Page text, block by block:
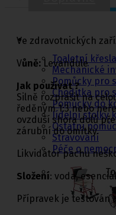
sebeobsluhu
Toaletní křesla
Mechanické
Pomůcky pro
Chodítka pro
Pomůcky do
Jídelní stolky
Ostatní
Stravování
Péče o
Ve zdravotnických
Vůně:Levandule
Jak používat ?
Silně rozprášit na
ředěným 1:3 nebo
ovzduší shora dolů
zárubní do omítky.
Likvidátor pachu
Složení: voda,
Přípravek je testován